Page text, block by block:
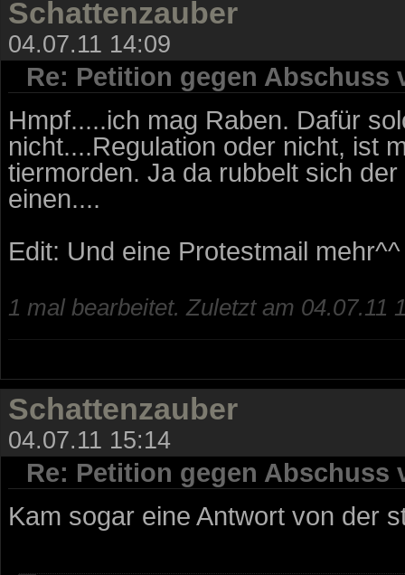
Schattenzauber
04.07.11 14:09
Re: Petition gegen Abschuss
Hmpf.....ich mag Raben. Dafür
nicht....Regulation oder nicht, ist
tiermorden. Ja da rubbelt sich
einen....
Edit: Und eine Protestmail mehr^^
1 mal bearbeitet. Zuletzt am 04.07.11
Schattenzauber
04.07.11 15:14
Re: Petition gegen Abschuss
Kam sogar eine Antwort von der